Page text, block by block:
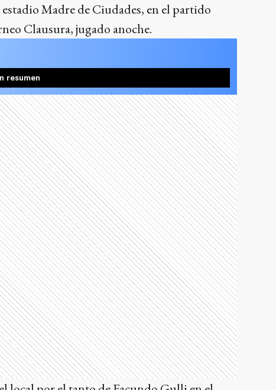
Madre de Ciudades, en el partido
Clausura, jugado anoche.
resumen